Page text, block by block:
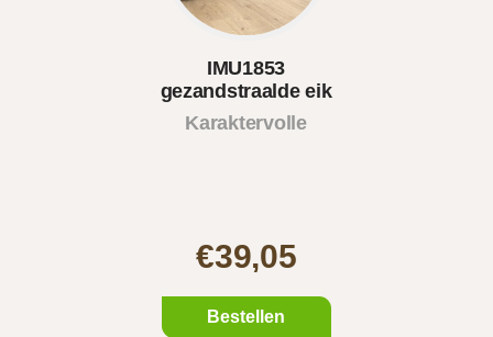
IMU1853
gezandstraalde eik
natuur
Karaktervolle
€39,05
Bestellen